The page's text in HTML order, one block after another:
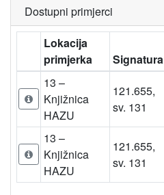
Dostupni primjerci
Lokacija
primjerka
Signatura
13 –
Knjižnica
HAZU
121.655,
sv. 131
13 –
Knjižnica
HAZU
121.655,
sv. 131